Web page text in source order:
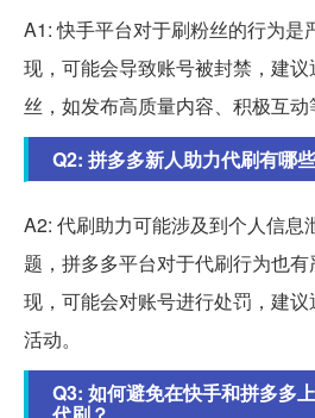
A1: 快手平台对于刷粉丝的行为是
现，可能会导致账号被封禁，建
丝，如发布高质量内容、积极互动
Q2: 拼多多新人助力代刷有哪
A2: 代刷助力可能涉及到个人信息
题，拼多多平台对于代刷行为也
现，可能会对账号进行处罚，建
活动。
Q3: 如何避免在快手和拼多多